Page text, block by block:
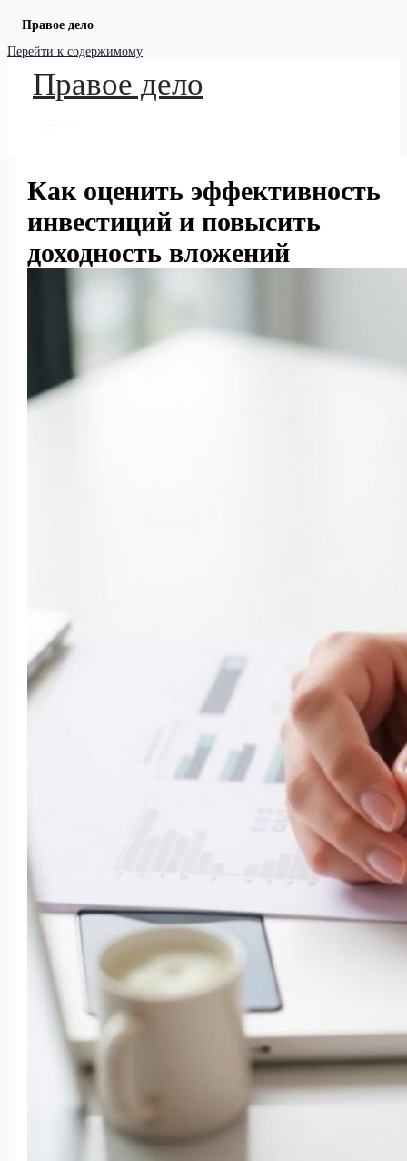
Правое дело
Перейти к содержимому
Правое дело
Как оценить эффективность
инвестиций и повысить
доходность вложений